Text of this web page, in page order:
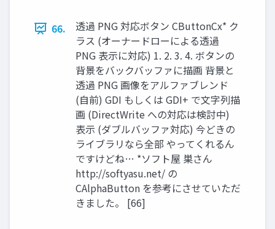
66.
透過 PNG 対応ボタン CButtonCx* ク
ラス (オーナードローによる透過
PNG 表示に対応) 1. 2. 3. 4. ボタンの
背景をバックバッファに描画 背景と
透過 PNG 画像をアルファブレンド
(自前) GDI もしくは GDI+ で文字列描
画 (DirectWrite への対応は検討中)
表示 (ダブルバッファ対応) 今どきの
ライブラリなら全部 やってくれるん
ですけどね… *ソフト屋 巣さん
http://softyasu.net/ の
CAlphaButton を参考にさせていただ
きました。 [66]